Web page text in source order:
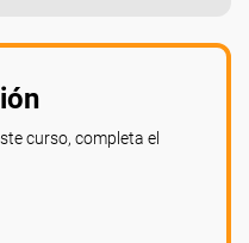
curso, completa el